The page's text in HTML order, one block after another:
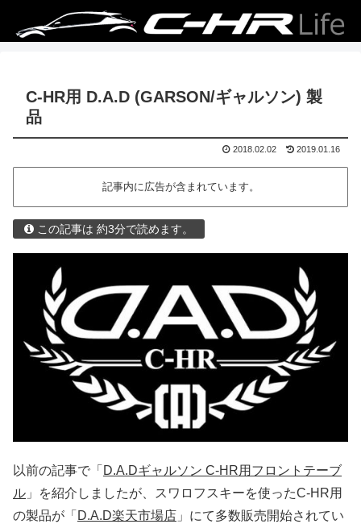
C-HR用 D.A.D (GARSON/ギャルソン) 製
品
2018.02.02 2019.01.16
記事内に広告が含まれています。
この記事は 約3分で読めます。
以前の記事で「 D.A.Dギャルソン C-HR用フロントテーブ
ル 」を紹介しましたが、 スワロフスキーを使ったC-HR用
の製品が「 D.A.D楽天市場店 」にて多数販売開始されてい